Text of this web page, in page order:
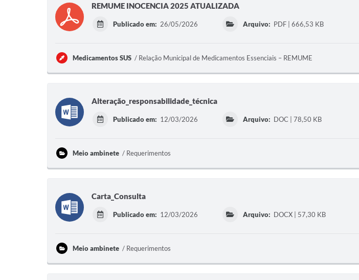
REMUME INOCENCIA 2025 ATUALIZADA
Publicado em: 26/05/2026 Arquivo: PDF | 666,53 KB
Medicamentos SUS Relação Municipal de Medicamentos Essenciais – REMUME
Alteração_responsabilidade_técnica
Publicado em: 12/03/2026 Arquivo: DOC | 78,50 KB
Meio ambinete Requerimentos
Carta_Consulta
Publicado em: 12/03/2026 Arquivo: DOCX | 57,30 KB
Meio ambinete Requerimentos